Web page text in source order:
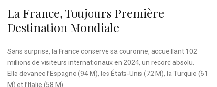
La France, Toujours Première
Destination Mondiale
Sans surprise, la France conserve sa couronne, accueillant 102
millions de visiteurs internationaux en 2024, un record absolu.
Elle devance l’Espagne (94 M), les États-Unis (72 M), la Turquie (61
M) et l’Italie (58 M).